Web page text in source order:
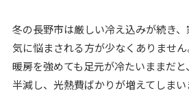
冬の長野市は厳しい冷え込みが続き
気に悩まされる方が少なくありません
暖房を強めても足元が冷たいままだ
半減し、光熱費ばかりが増えてしまい